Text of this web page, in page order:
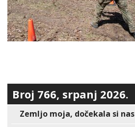
Broj 766, srpanj 2026.
Zemljo moja, dočekala si nas